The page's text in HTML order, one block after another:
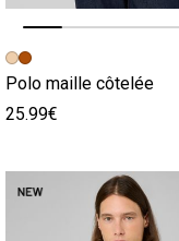
Image précédente
Image suivante
Polo maille côtelée
25.99€